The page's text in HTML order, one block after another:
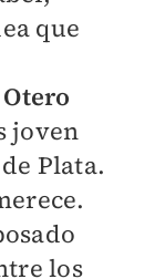
que
joven
Plata.
los